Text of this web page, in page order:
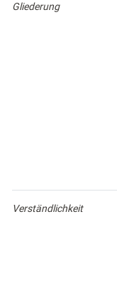
Gliederung
Verständlichkeit